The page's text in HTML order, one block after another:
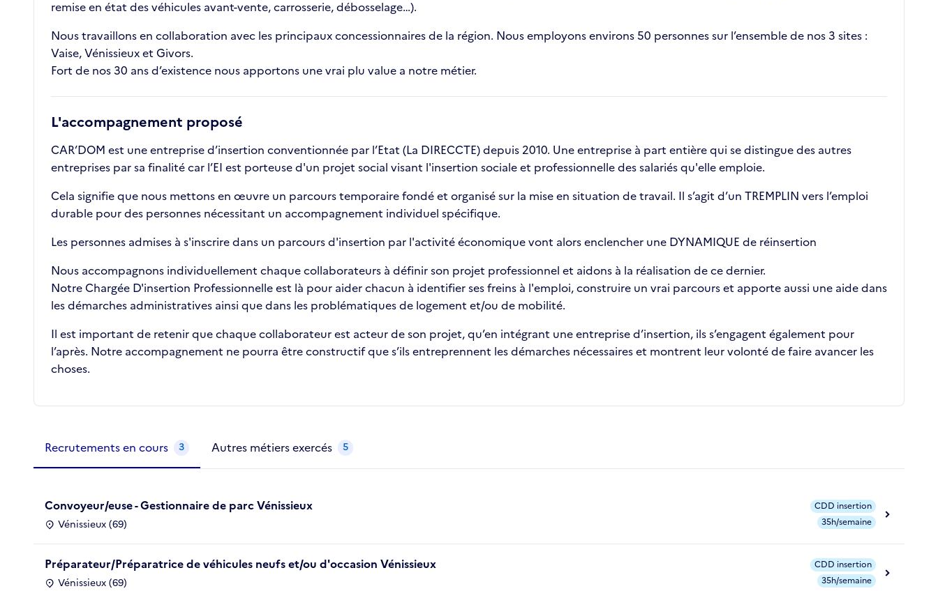
remise en état des véhicules avant-vente, carrosserie, débosselage…).
Nous travaillons en collaboration avec les principaux concessionnaires de la région. Nous employons environs 50 personnes sur l’ensemble de nos 3 sites :
Vaise, Vénissieux et Givors.
Fort de nos 30 ans d’existence nous apportons une vrai plu value a notre métier.
L'accompagnement proposé
CAR’DOM est une entreprise d’insertion conventionnée par l’Etat (La DIRECCTE) depuis 2010. Une entreprise à part entière qui se distingue des autres
entreprises par sa finalité car l’EI est porteuse d'un projet social visant l'insertion sociale et professionnelle des salariés qu'elle emploie.
Cela signifie que nous mettons en œuvre un parcours temporaire fondé et organisé sur la mise en situation de travail. Il s’agit d’un TREMPLIN vers l’emploi
durable pour des personnes nécessitant un accompagnement individuel spécifique.
Les personnes admises à s'inscrire dans un parcours d'insertion par l'activité économique vont alors enclencher une DYNAMIQUE de réinsertion
Nous accompagnons individuellement chaque collaborateurs à définir son projet professionnel et aidons à la réalisation de ce dernier.
Notre Chargée D'insertion Professionnelle est là pour aider chacun à identifier ses freins à l'emploi, construire un vrai parcours et apporte aussi une aide dans
les démarches administratives ainsi que dans les problématiques de logement et/ou de mobilité.
Il est important de retenir que chaque collaborateur est acteur de son projet, qu’en intégrant une entreprise d’insertion, ils s’engagent également pour
l’après. Notre accompagnement ne pourra être constructif que s’ils entreprennent les démarches nécessaires et montrent leur volonté de faire avancer les
choses.
Métiers de la structure
Recrutements en cours 3 Autres métiers exercés 5
Convoyeur/euse - Gestionnaire de parc Vénissieux
Vénissieux (69)
CDD insertion
35h/semaine
Préparateur/Préparatrice de véhicules neufs et/ou d'occasion Vénissieux
Vénissieux (69)
CDD insertion
35h/semaine